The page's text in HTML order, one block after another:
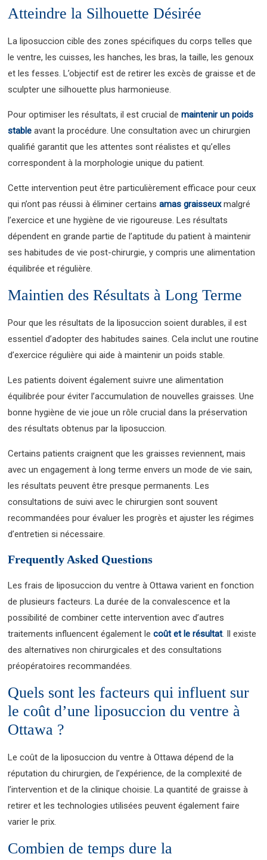
Atteindre la Silhouette Désirée
La liposuccion cible des zones spécifiques du corps telles que
le ventre, les cuisses, les hanches, les bras, la taille, les genoux
et les fesses. L’objectif est de retirer les excès de graisse et de
sculpter une silhouette plus harmonieuse.
Pour optimiser les résultats, il est crucial demaintenir un poids
stable avant la procédure. Une consultation avec un chirurgien
qualifié garantit que les attentes sont réalistes et qu’elles
correspondent à la morphologie unique du patient.
Cette intervention peut être particulièrement efficace pour ceux
qui n’ont pas réussi à éliminer certainsamas graisseuxmalgré
l’exercice et une hygiène de vie rigoureuse. Les résultats
dépendent en grande partie de l’aptitude du patient à maintenir
ses habitudes de vie post-chirurgie, y compris une alimentation
équilibrée et régulière.
Maintien des Résultats à Long Terme
Pour que les résultats de la liposuccion soient durables, il est
essentiel d’adopter des habitudes saines. Cela inclut une routine
d’exercice régulière qui aide à maintenir un poids stable.
Les patients doivent également suivre une alimentation
équilibrée pour éviter l’accumulation de nouvelles graisses. Une
bonne hygiène de vie joue un rôle crucial dans la préservation
des résultats obtenus par la liposuccion.
Certains patients craignent que les graisses reviennent, mais
avec un engagement à long terme envers un mode de vie sain,
les résultats peuvent être presque permanents. Les
consultations de suivi avec le chirurgien sont souvent
recommandées pour évaluer les progrès et ajuster les régimes
d’entretien si nécessaire.
Frequently Asked Questions
Les frais de liposuccion du ventre à Ottawa varient en fonction
de plusieurs facteurs. La durée de la convalescence et la
possibilité de combiner cette intervention avec d’autres
traitements influencent également lecoût et le résultat. Il existe
des alternatives non chirurgicales et des consultations
préopératoires recommandées.
Quels sont les facteurs qui influent sur
le coût d’une liposuccion du ventre à
Ottawa ?
Le coût de la liposuccion du ventre à Ottawa dépend de la
réputation du chirurgien, de l’expérience, de la complexité de
l’intervention et de la clinique choisie. La quantité de graisse à
retirer et les technologies utilisées peuvent également faire
varier le prix.
Combien de temps dure la